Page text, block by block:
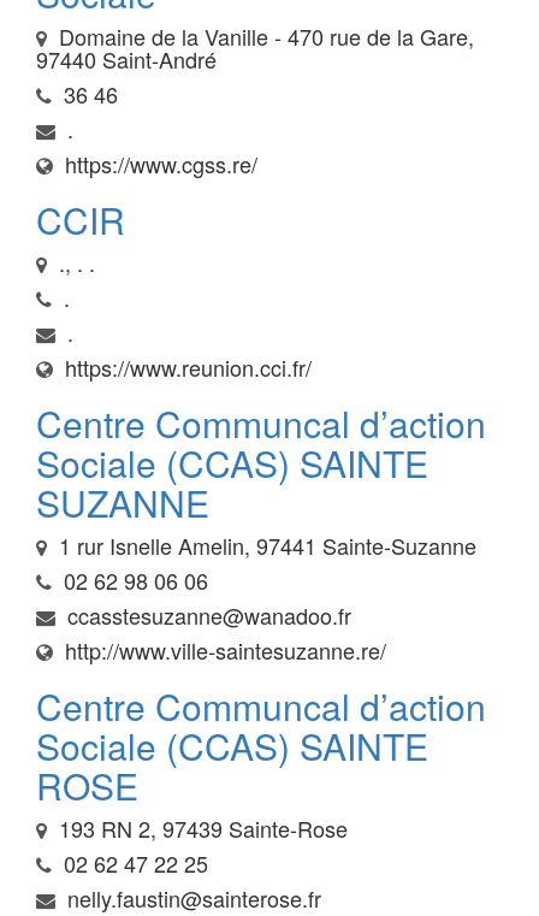
Domaine de la Vanille - 470 rue de la Gare,
97440 Saint-André
36 46
.
https://www.cgss.re/
CCIR
., . .
.
.
https://www.reunion.cci.fr/
Centre Communcal d’action
Sociale (CCAS) SAINTE
SUZANNE
1 rur Isnelle Amelin, 97441 Sainte-Suzanne
02 62 98 06 06
ccasstesuzanne@wanadoo.fr
http://www.ville-saintesuzanne.re/
Centre Communcal d’action
Sociale (CCAS) SAINTE
ROSE
193 RN 2, 97439 Sainte-Rose
02 62 47 22 25
nelly.faustin@sainterose.fr